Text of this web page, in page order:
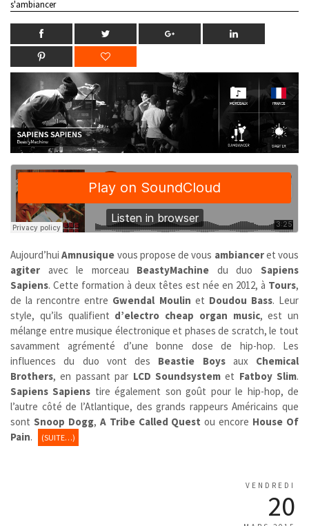
s'ambiancer
Aujourd’huiAmnusique vous propose de vous ambianceret vous
agiter avec le morceau BeastyMachine du duoSapiens
Sapiens. Cette formation à deux têtes est née en 2012, à Tours,
de la rencontre entre Gwendal Moulin et Doudou Bass. Leur
style, qu’ils qualifient d’electro cheap organ music, est un
mélange entre musique électronique et phases de scratch, le tout
savamment agrémenté d’une bonne dose de hip-hop. Les
influences du duo vont des Beastie Boysaux Chemical
Brothers, en passant par LCD Soundsystemet Fatboy Slim.
Sapiens Sapiens tire également son goût pour le hip-hop, de
l’autre côté de l’Atlantique, des grands rappeurs Américains que
sont Snoop Dogg, A Tribe Called Quest ou encore House Of
Pain. (SUITE…)
VENDREDI
20